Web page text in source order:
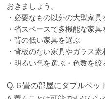
おきましょう。
・必要なもの以外の大型家具
・省スペースで多機能な家具
・背の低い家具を選ぶ
・背板のない家具やガラス
・明るい色を選ぶ・色数を絞
Q.６畳の部屋にダブルベッ